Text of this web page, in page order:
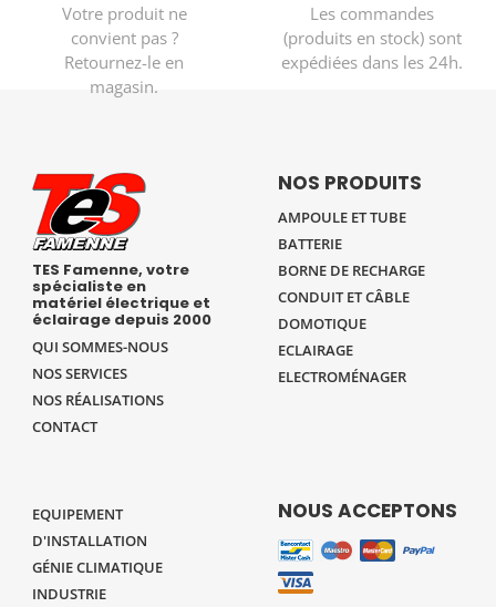
Votre produit ne
convient pas ?
Retournez-le en
magasin.
Les commandes
(produits en stock) sont
expédiées dans les 24h.
TES Famenne, votre
spécialiste en
matériel électrique et
éclairage depuis 2000
QUI SOMMES-NOUS
NOS SERVICES
NOS RÉALISATIONS
CONTACT
NOS PRODUITS
AMPOULE ET TUBE
BATTERIE
BORNE DE RECHARGE
CONDUIT ET CÂBLE
DOMOTIQUE
ECLAIRAGE
ELECTROMÉNAGER
EQUIPEMENT
D'INSTALLATION
GÉNIE CLIMATIQUE
INDUSTRIE
NOUS ACCEPTONS